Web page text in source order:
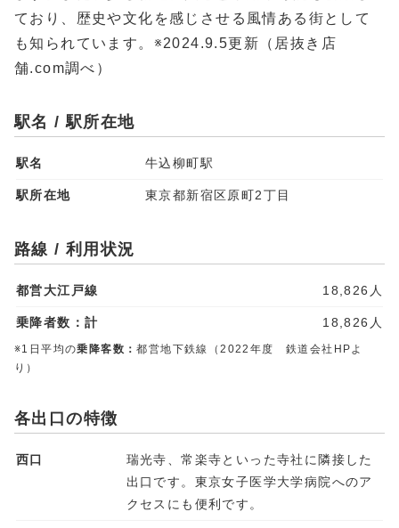
ており、歴史や文化を感じさせる風情ある街として
も知られています。※2024.9.5更新（居抜き店
舗.com調べ）
駅名 / 駅所在地
駅名 牛込柳町駅
駅所在地 東京都新宿区原町2丁目
路線 / 利用状況
都営大江戸線 18,826人
乗降者数：計 18,826人
※1日平均の乗降客数：都営地下鉄線（2022年度 鉄道会社HPよ
り）
各出口の特徴
西口
瑞光寺、常楽寺といった寺社に隣接した
出口です。東京女子医学大学病院へのア
クセスにも便利です。